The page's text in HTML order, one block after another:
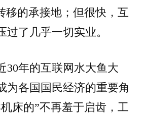
移的承接地；但很快，互
了几乎一切实业。
30年的互联网水大鱼大
为各国国民经济的重要角
床的”不再羞于启齿，工